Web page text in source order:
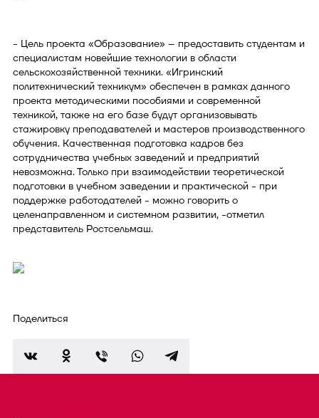
- Цель проекта «Образование» – предоставить студентам и
специалистам новейшие технологии в области
сельскохозяйственной техники. «Игринский
политехнический техникум» обеспечен в рамках данного
проекта методическими пособиями и современной
техникой, также на его базе будут организовывать
стажировку преподавателей и мастеров производственного
обучения. Качественная подготовка кадров без
сотрудничества учебных заведений и предприятий
невозможна. Только при взаимодействии теоретической
подготовки в учебном заведении и практической - при
поддержке работодателей - можно говорить о
целенаправленном и системном развитии, -отметил
представитель Ростсельмаш.
Поделиться